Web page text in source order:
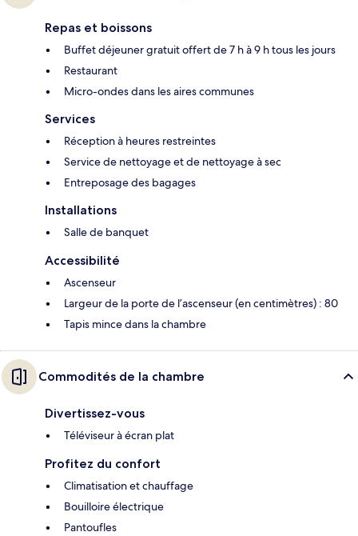
Repas et boissons
Buffet déjeuner gratuit offert de 7 h à 9 h tous les jours
Restaurant
Micro-ondes dans les aires communes
Services
Réception à heures restreintes
Service de nettoyage et de nettoyage à sec
Entreposage des bagages
Installations
Salle de banquet
Accessibilité
Ascenseur
Largeur de la porte de l’ascenseur (en centimètres) : 80
Tapis mince dans la chambre
Commodités de la chambre
Divertissez-vous
Téléviseur à écran plat
Profitez du confort
Climatisation et chauffage
Bouilloire électrique
Pantoufles